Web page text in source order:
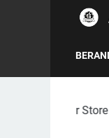
at WTC e-Mall